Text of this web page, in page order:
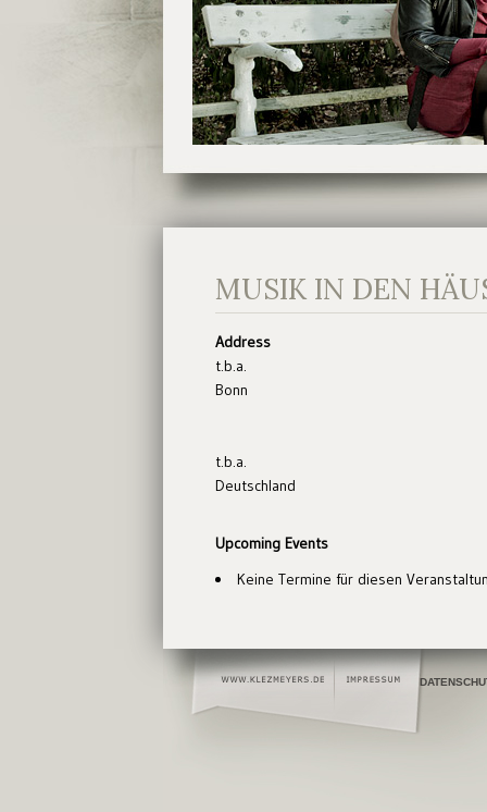
MUSIK IN DEN
Address
t.b.a.
Bonn
t.b.a.
Deutschland
Upcoming Events
Keine Termine für diesen